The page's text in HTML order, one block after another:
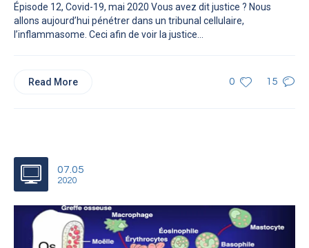
Épisode 12, Covid-19, mai 2020 Vous avez dit justice ? Nous
allons aujourd’hui pénétrer dans un tribunal cellulaire,
l’inflammasome. Ceci afin de voir la justice...
0 15
Read More
07.05
2020